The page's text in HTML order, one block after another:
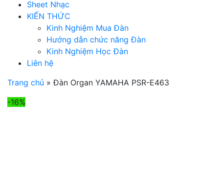
Sheet Nhạc
KIẾN THỨC
Kinh Nghiệm Mua Đàn
Hướng dẫn chức năng Đàn
Kinh Nghiệm Học Đàn
Liên hệ
Trang chủ »Đàn Organ YAMAHA PSR-E463
-16%